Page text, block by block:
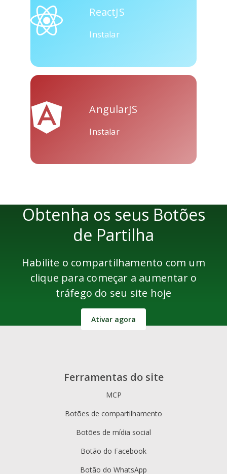
ReactJS
Instalar
AngularJS
Instalar
Obtenha os seus Botões
de Partilha
Habilite o compartilhamento com um
clique para começar a aumentar o
tráfego do seu site hoje
Ativar agora
Ferramentas do site
MCP
Botões de compartilhamento
Botões de mídia social
Botão do Facebook
Botão do WhatsApp